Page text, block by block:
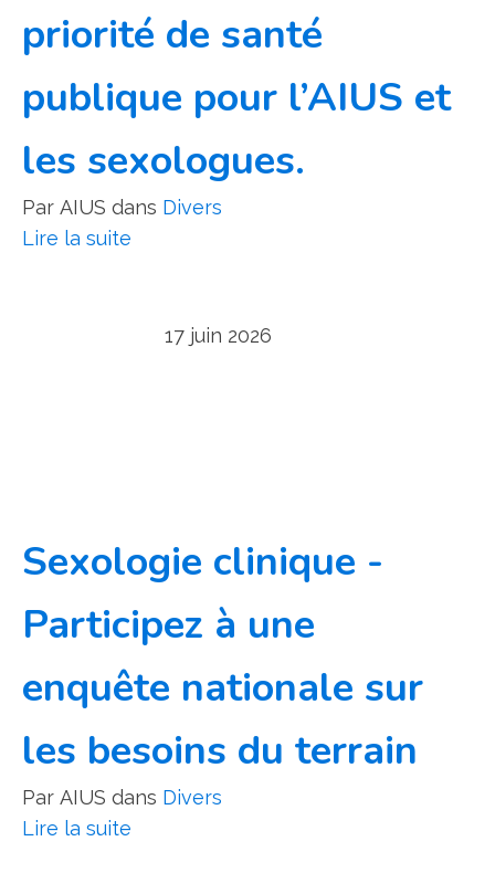
priorité de santé
publique pour l’AIUS et
les sexologues.
Par AIUS dans Divers
Lire la suite
17 juin 2026
Sexologie clinique -
Participez à une
enquête nationale sur
les besoins du terrain
Par AIUS dans Divers
Lire la suite